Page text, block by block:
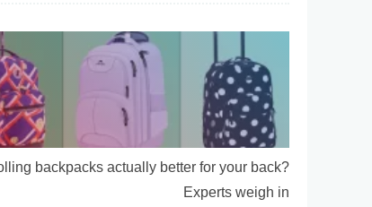
backpacks actually better for your back?
Experts weigh in